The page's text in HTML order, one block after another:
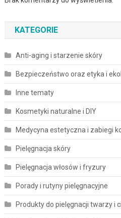
KATEGORIE
Anti-aging i starzenie skóry
Bezpieczeństwo oraz etyka i
Inne tematy
Kosmetyki naturalne i DIY
Medycyna estetyczna i zabiegi
Pielęgnacja skóry
Pielęgnacja włosów i fryzury
Porady i rutyny pielęgnacyjne
Produkty do pielęgnacji twarzy i